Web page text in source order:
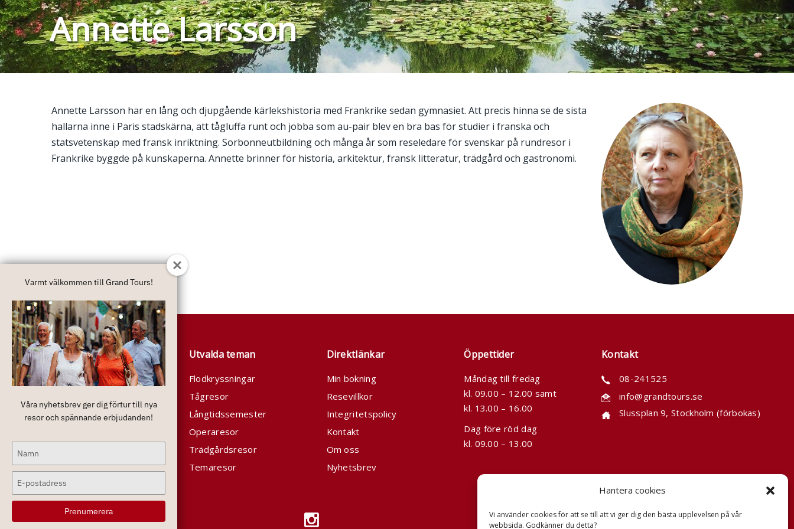
Hantera cookies
Vi använder cookies för att se till att vi ger dig den bästa upplevelsen på vår
webbsida. Godkänner du detta?
Annette Larsson
Annette Larsson har en lång och djupgående kärlekshistoria med Frankrike sedan gymnasiet. Att precis hinna se de sista
hallarna inne i Paris stadskärna, att tågluffa runt och jobba som au-pair blev en bra bas för studier i franska och
statsvetenskap med fransk inriktning. Sorbonneutbildning och många år som reseledare för svenskar på rundresor i
Frankrike byggde på kunskaperna. Annette brinner för historia, arkitektur, fransk litteratur, trädgård och gastronomi.
Om oss
Grand Tours arrangerar
och komfort. I våra priser är
det mesta inkluderat och
Utvalda teman
Flodkryssningar
Tågresor
Långtidssemester
Operaresor
Trädgårdsresor
Temaresor
Direktlänkar
Min bokning
Resevillkor
Integritetspolicy
Kontakt
Om oss
Nyhetsbrev
Öppettider
Måndag till fredag
kl. 09.00 – 12.00 samt
kl. 13.00 – 16.00
Dag före röd dag
kl. 09.00 – 13.00
Kontakt
08-241525
info@grandtours.se
Slussplan 9, Stockholm (förbokas)
Varmt välkommen till Grand Tours!
Våra nyhetsbrev ger dig förtur till nya
resor och spännande erbjudanden!
name
email
Prenumerera